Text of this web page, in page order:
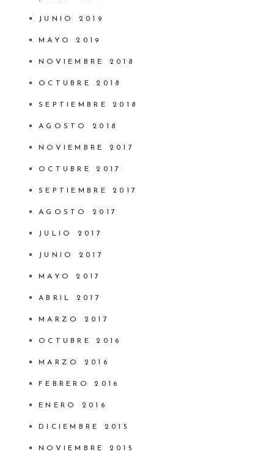
JUNIO 2019
MAYO 2019
NOVIEMBRE 2018
OCTUBRE 2018
SEPTIEMBRE 2018
AGOSTO 2018
NOVIEMBRE 2017
OCTUBRE 2017
SEPTIEMBRE 2017
AGOSTO 2017
JULIO 2017
JUNIO 2017
MAYO 2017
ABRIL 2017
MARZO 2017
OCTUBRE 2016
MARZO 2016
FEBRERO 2016
ENERO 2016
DICIEMBRE 2015
NOVIEMBRE 2015